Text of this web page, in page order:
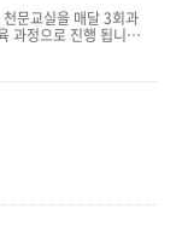
문교실을 매달 3회과
과정으로 진행 됩니